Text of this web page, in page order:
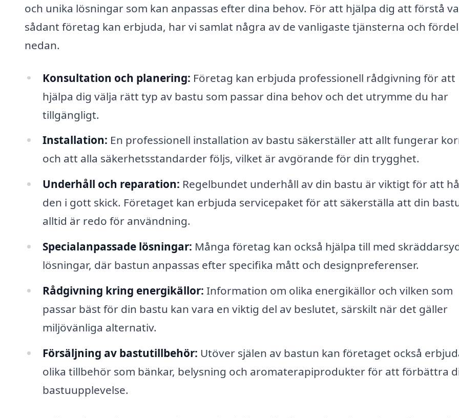
och unika lösningar som kan anpassas efter dina behov. För att hjälpa dig att förstå
sådant företag kan erbjuda, har vi samlat några av de vanligaste tjänsterna och
nedan.
Konsultation och planering: Företag kan erbjuda professionell rådgivning för att
hjälpa dig välja rätt typ av bastu som passar dina behov och det utrymme du har
tillgängligt.
Installation: En professionell installation av bastu säkerställer att allt fungerar
och att alla säkerhetsstandarder följs, vilket är avgörande för din trygghet.
Underhåll och reparation: Regelbundet underhåll av din bastu är viktigt för att
den i gott skick. Företaget kan erbjuda servicepaket för att säkerställa att din
alltid är redo för användning.
Specialanpassade lösningar: Många företag kan också hjälpa till med
lösningar, där bastun anpassas efter specifika mått och designpreferenser.
Rådgivning kring energikällor: Information om olika energikällor och vilken som
passar bäst för din bastu kan vara en viktig del av beslutet, särskilt när det gäller
miljövänliga alternativ.
Försäljning av bastutillbehör: Utöver själen av bastun kan företaget också
olika tillbehör som bänkar, belysning och aromaterapiprodukter för att förbättra
bastuupplevelse.